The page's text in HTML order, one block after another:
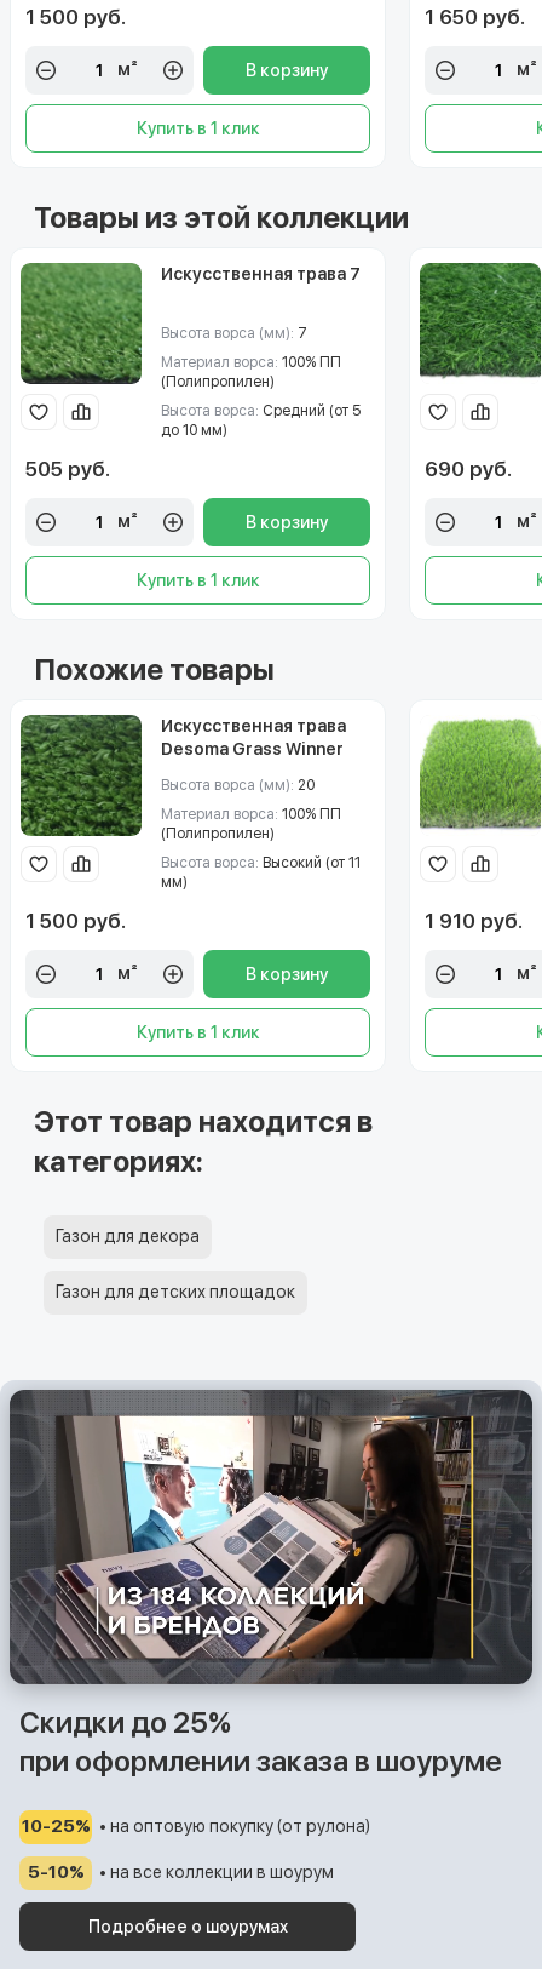
1 500 руб.
м² В корзину
Купить в 1 клик
1 650 руб.
м²
Товары из этой коллекции
Искусственная трава 7
Высота ворса (мм): 7
Материал ворса: 100% ПП
(Полипропилен)
Высота ворса: Средний (от 5
до 10 мм)
505 руб.
м² В корзину
Купить в 1 клик
690 руб.
м²
Похожие товары
Искусственная трава
Desoma Grass Winner
20
Высота ворса (мм): 20
Материал ворса: 100% ПП
(Полипропилен)
Высота ворса: Высокий (от 11
мм)
1 500 руб.
м² В корзину
Купить в 1 клик
1 910 руб.
м²
Этот товар находится в
категориях:
Газон для декора
Газон для детских площадок
Скидки до 25%
при оформлении заказа в шоуруме
10-25% • на оптовую покупку (от рулона)
5-10% • на все коллекции в шоурум
Подробнее о шоурумах